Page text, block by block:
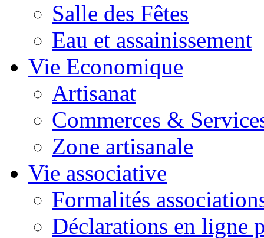
Salle des Fêtes
Eau et assainissement
Vie Economique
Artisanat
Commerces &
Zone artisanale
Vie associative
Formalités
Déclarations en ligne